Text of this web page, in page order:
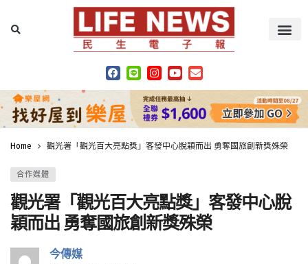
Home 觀光署「觀光百大亮點獎」客發中心脫穎而出 勇奪國旅創新獎殊榮
合作媒體
觀光署「觀光百大亮點獎」客發中心脫
穎而出 勇奪國旅創新獎殊榮
今傳媒